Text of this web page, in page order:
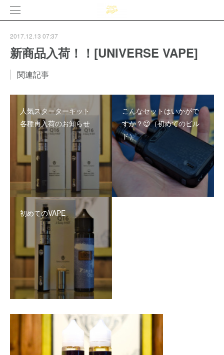
2017.12.13 07:37
新商品入荷！！[UNIVERSE VAPE]
関連記事
人気スターターキット
各種再入荷のお知らせ
こんなセットはいかがで
すか？😉（初めてのビル
ド）
初めてのVAPE